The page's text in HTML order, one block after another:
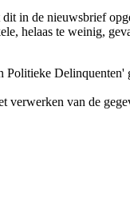
in de nieuwsbrief
helaas te weinig,
Delinquenten'
verwerken van de